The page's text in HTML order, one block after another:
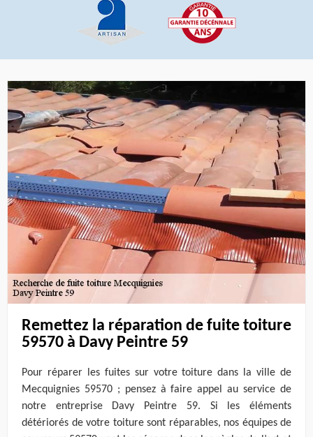
Remettez la réparation de fuite toiture
59570 à Davy Peintre 59
Pour réparer les fuites sur votre toiture dans la ville de
Mecquignies 59570 ; pensez à faire appel au service de
notre entreprise Davy Peintre 59. Si les éléments
détériorés de votre toiture sont réparables, nos équipes de